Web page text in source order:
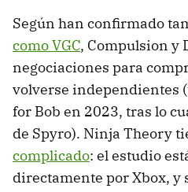
Según han confirmado
como VGC, Compulsion y
negociaciones para
volverse independientes
for Bob en 2023, tras lo
de Spyro). Ninja Theory
complicado: el estudio
directamente por Xbox, y